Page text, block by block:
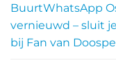
BuurtWhatsApp
vernieuwd – sluit
bij Fan van